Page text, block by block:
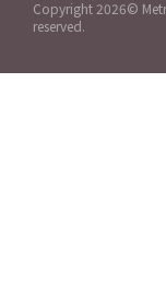
Copyright 2026©
reserved.